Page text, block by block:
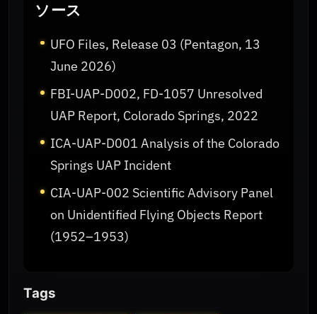
ソース
UFO Files, Release 03 (Pentagon, 13
June 2026)
FBI-UAP-D002, FD-1057 Unresolved
UAP Report, Colorado Springs, 2022
ICA-UAP-D001 Analysis of the Colorado
Springs UAP Incident
CIA-UAP-002 Scientific Advisory Panel
on Unidentified Flying Objects Report
(1952–1953)
Tags